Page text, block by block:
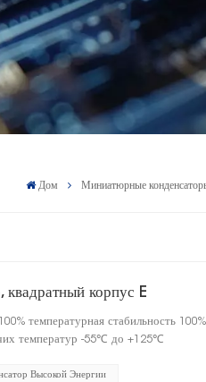
Дом Миниатюрные
квадратный корпус E
температурная стабильность 100%
температур -55℃ до +125℃
Высокой Энергии